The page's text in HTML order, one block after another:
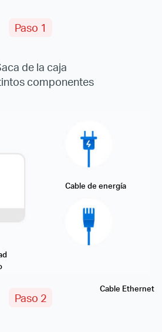
Paso 1
de la caja
componentes
Cable de energía
Cable Ethernet
Paso 2